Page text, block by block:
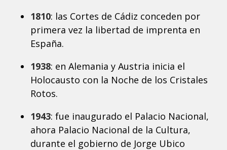
1810: las Cortes de Cádiz conceden por
primera vez la libertad de imprenta en
España.
1938: en Alemania y Austria inicia el
Holocausto con la Noche de los Cristales
Rotos.
1943: fue inaugurado el Palacio Nacional,
ahora Palacio Nacional de la Cultura,
durante el gobierno de Jorge Ubico